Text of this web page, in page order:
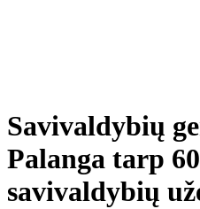
Savivaldybių
Palanga tarp
savivaldybių